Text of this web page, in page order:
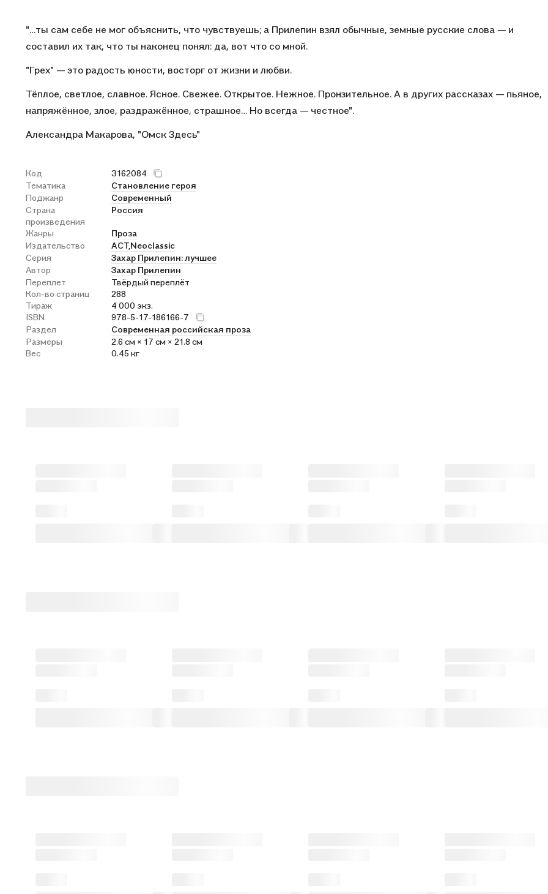
"…ты сам себе не мог объяснить, что чувствуешь; а Прилепин взял обычные, земные русские слова — и
составил их так, что ты наконец понял: да, вот что со мной.
"Грех" — это радость юности, восторг от жизни и любви.
Тёплое, светлое, славное. Ясное. Свежее. Открытое. Нежное. Пронзительное. А в других рассказах — пьяное,
напряжённое, злое, раздражённое, страшное… Но всегда — честное".
Александра Макарова, "Омск Здесь"
Код
3162084
Тематика
Становление героя
Поджанр
Современный
Страна
произведения
Россия
Жанры
Проза
Издательство
АСТ,Neoclassic
Серия
Захар Прилепин: лучшее
Автор
Захар Прилепин
Переплет
Твёрдый переплёт
Кол-во страниц
288
Тираж
4 000 экз.
ISBN
978-5-17-186166-7
Раздел
Современная российская проза
Размеры
2.6 см × 17 см × 21.8 см
Вес
0.45 кг